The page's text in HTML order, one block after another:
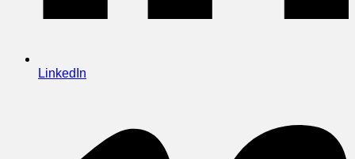
LinkedIn